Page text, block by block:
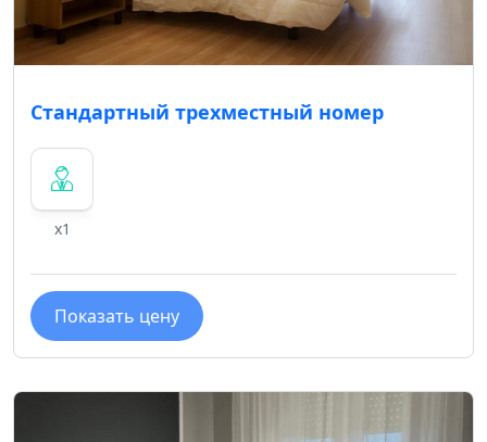
Стандартный трехместный номер
x1
Показать цену